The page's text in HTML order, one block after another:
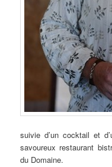
suivie d’un cocktail et
savoureux restaurant
du Domaine.